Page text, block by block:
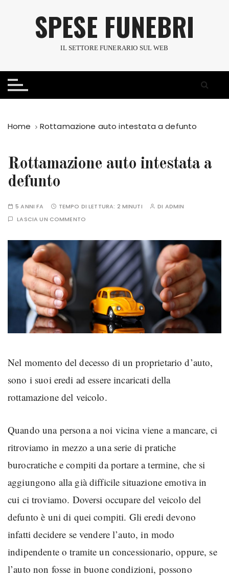
a
SPESE FUNEBRI
IL SETTORE FUNERARIO SUL WEB
Home Rottamazione auto intestata a defunto
Rottamazione auto intestata a
defunto
5 ANNI FA TEMPO DI LETTURA: 2 MINUTI DI ADMIN
LASCIA UN COMMENTO
Nel momento del decesso di un proprietario d’auto,
sono i suoi eredi ad essere incaricati della
rottamazione del veicolo.
Quando una persona a noi vicina viene a mancare, ci
ritroviamo in mezzo a una serie di pratiche
burocratiche e compiti da portare a termine, che si
aggiungono alla già difficile situazione emotiva in
cui ci troviamo. Doversi occupare del veicolo del
defunto è uni di quei compiti. Gli eredi devono
infatti decidere se vendere l’auto, in modo
indipendente o tramite un concessionario, oppure, se
l’auto non fosse in buone condizioni, possono